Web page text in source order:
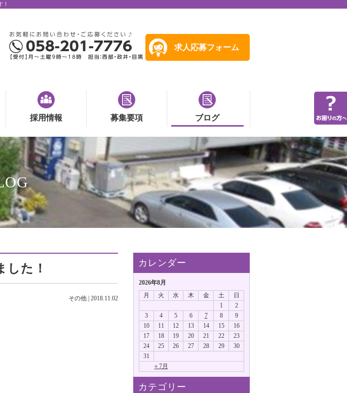
求人応募フォーム
採用情報 募集要項 ブログ
した！
その他 2018.11.02
カレンダー
2026年8月
月
火 水 木 金 土 日
« 7月
1
2
3
4 5 6 7 8
9
10
11 12 13 14 15
16
17
18 19 20 21 22
23
24
25 26 27 28 29
30
31
カテゴリー